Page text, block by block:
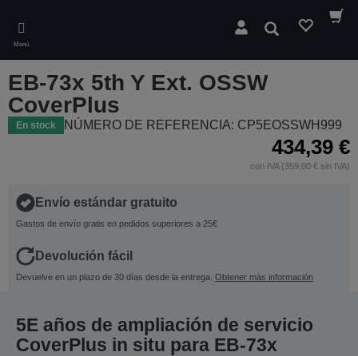
main
content
Menú
Buscar
EB-73x 5th Y Ext. OSSW
CoverPlus
En stock NÚMERO DE REFERENCIA: CP5EOSSWH999
434,39 €
con IVA (359,00 € sin IVA)
Envío estándar gratuito
Gastos de envío gratis en pedidos superiores a 25€
Devolución fácil
Devuelve en un plazo de 30 días desde la entrega. Obtener más información
5E años de ampliación de servicio
CoverPlus in situ para EB-73x